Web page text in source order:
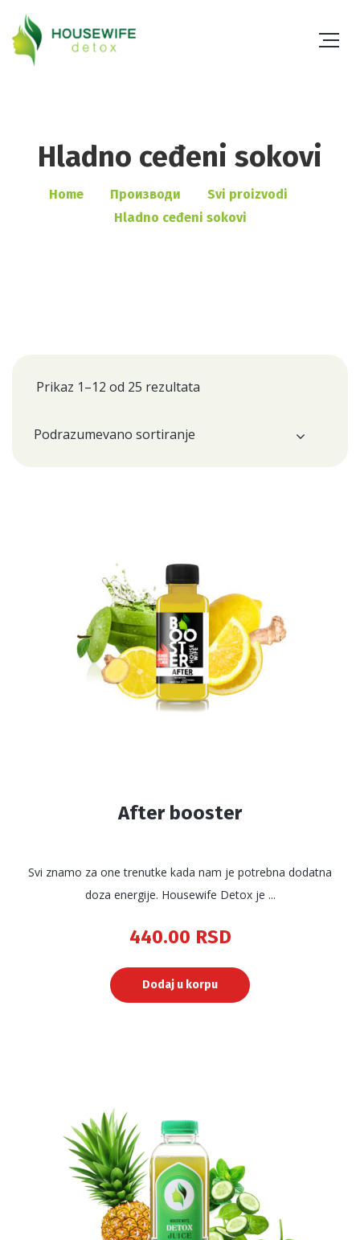
Hladno ceđeni sokovi
Home Производи
Svi proizvodi
Hladno ceđeni sokovi
Prikaz 1–12 od 25 rezultata
After booster
Svi znamo za one trenutke kada nam je potrebna dodatna
doza energije. Housewife Detox je ...
440.00 RSD
Dodaj u korpu